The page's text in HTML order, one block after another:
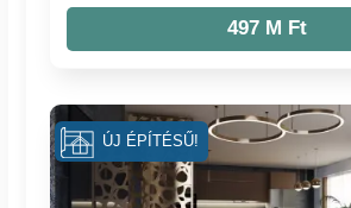
497 M Ft
ÚJ ÉPÍTÉSŰ!